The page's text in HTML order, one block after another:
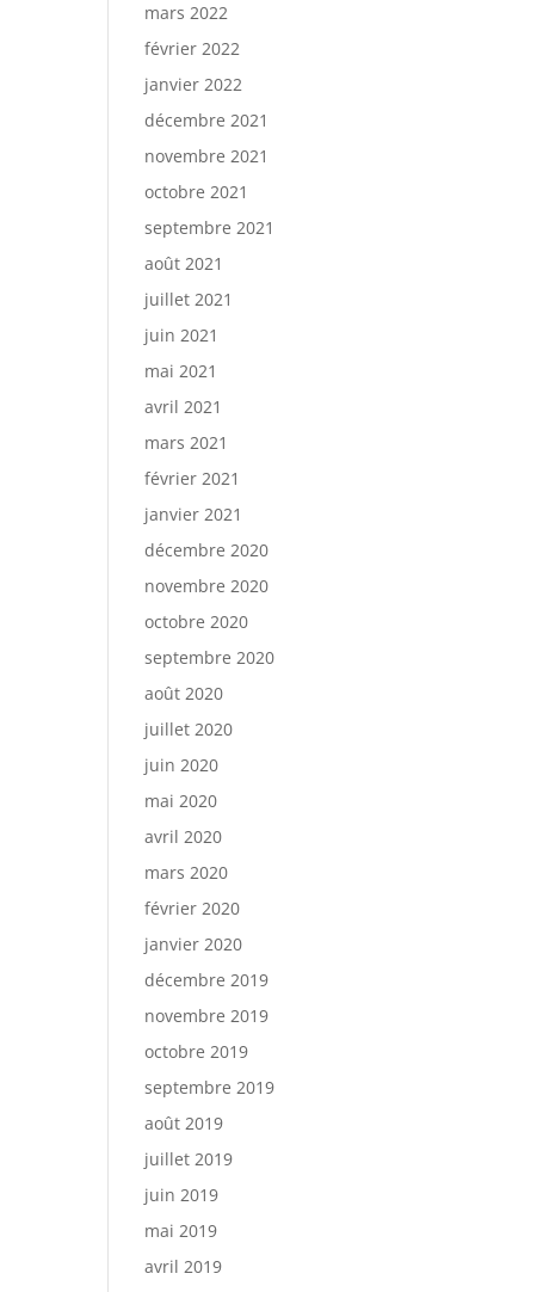
mars 2022
février 2022
janvier 2022
décembre 2021
novembre 2021
octobre 2021
septembre 2021
août 2021
juillet 2021
juin 2021
mai 2021
avril 2021
mars 2021
février 2021
janvier 2021
décembre 2020
novembre 2020
octobre 2020
septembre 2020
août 2020
juillet 2020
juin 2020
mai 2020
avril 2020
mars 2020
février 2020
janvier 2020
décembre 2019
novembre 2019
octobre 2019
septembre 2019
août 2019
juillet 2019
juin 2019
mai 2019
avril 2019